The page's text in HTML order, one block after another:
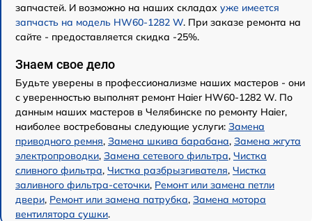
запчастей. И возможно на наших складах уже имеется
запчасть на модель HW60-1282 W. При заказе ремонта на
сайте - предоставляется скидка -25%.
Знаем свое дело
Будьте уверены в профессионализме наших мастеров - они
с уверенностью выполнят ремонт Haier HW60-1282 W. По
данным наших мастеров в Челябинске по ремонту Haier,
наиболее востребованы следующие услуги: Замена
приводного ремня, Замена шкива барабана, Замена жгута
электропроводки, Замена сетевого фильтра, Чистка
сливного фильтра, Чистка разбрызгивателя, Чистка
заливного фильтра-сеточки, Ремонт или замена петли
двери, Ремонт или замена патрубка, Замена мотора
вентилятора сушки.